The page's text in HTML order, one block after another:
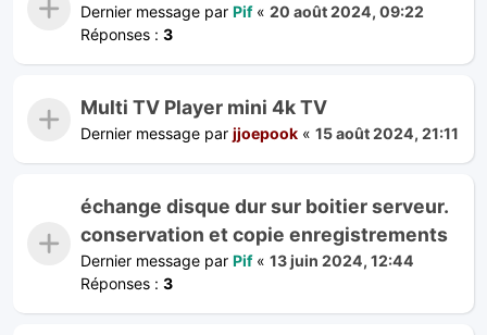
Dernier message par Pif« 20 août 2024, 09:22
Réponses : 3
Multi TV Player mini 4k TV
Dernier message par jjoepook « 15 août 2024, 21:11
échange disque dur sur boitier serveur.
conservation et copie enregistrements
Dernier message par Pif« 13 juin 2024, 12:44
Réponses : 3